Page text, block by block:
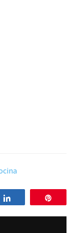
Compartir